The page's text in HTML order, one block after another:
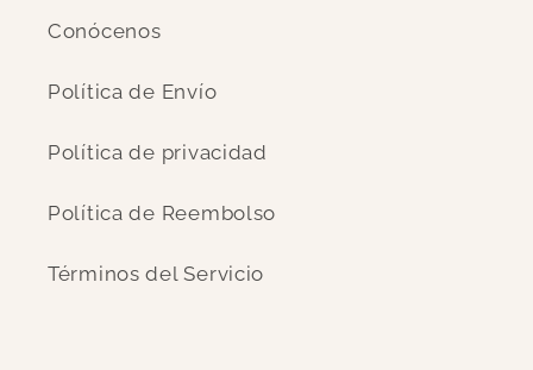
Conócenos
Política de Envío
Política de privacidad
Política de Reembolso
Términos del Servicio